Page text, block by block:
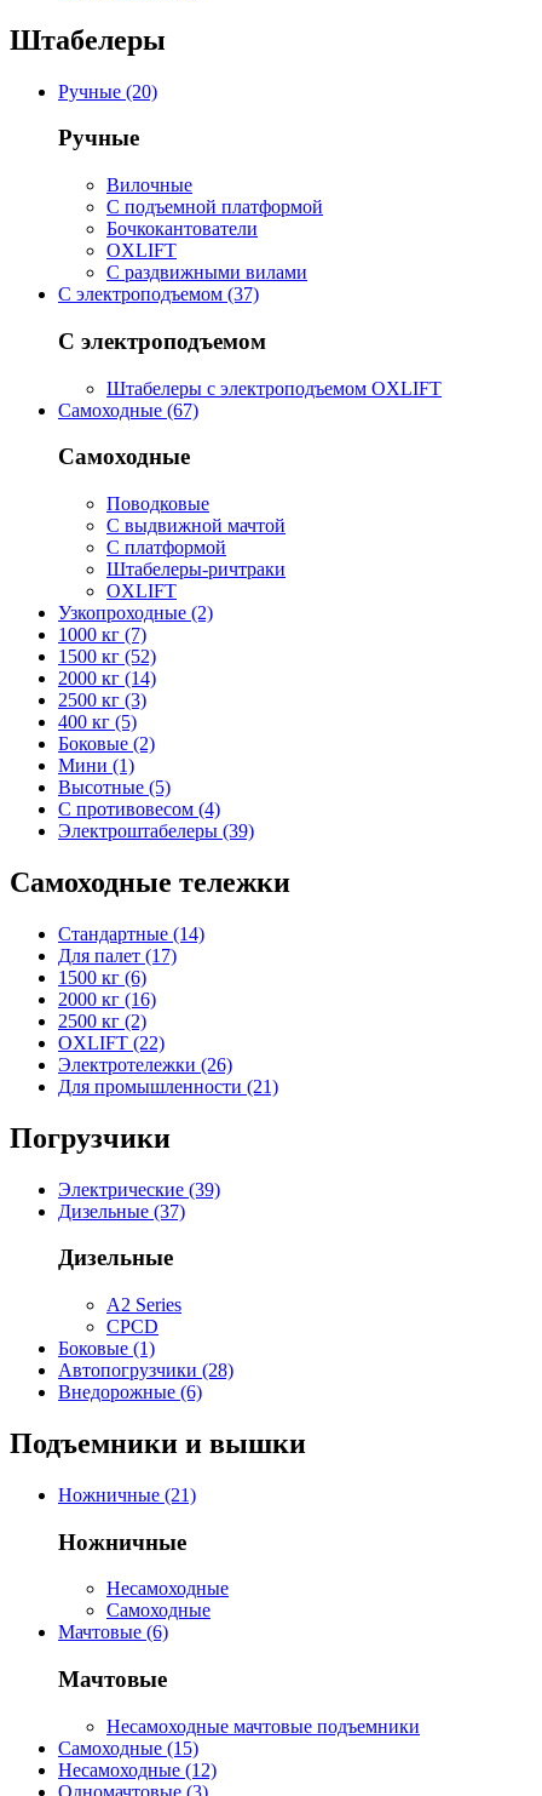
Штабелеры
Ручные (20)
Ручные
Вилочные
С подъемной платформой
Бочкокантователи
OXLIFT
С раздвижными вилами
С электроподъемом (37)
С электроподъемом
Штабелеры с электроподъемом OXLIFT
Самоходные (67)
Самоходные
Поводковые
С выдвижной мачтой
С платформой
Штабелеры-ричтраки
OXLIFT
Узкопроходные (2)
1000 кг (7)
1500 кг (52)
2000 кг (14)
2500 кг (3)
400 кг (5)
Боковые (2)
Мини (1)
Высотные (5)
С противовесом (4)
Электроштабелеры (39)
Самоходные тележки
Стандартные (14)
Для палет (17)
1500 кг (6)
2000 кг (16)
2500 кг (2)
OXLIFT (22)
Электротележки (26)
Для промышленности (21)
Погрузчики
Электрические (39)
Дизельные (37)
Дизельные
A2 Series
CPCD
Боковые (1)
Автопогрузчики (28)
Внедорожные (6)
Подъемники и вышки
Ножничные (21)
Ножничные
Несамоходные
Самоходные
Мачтовые (6)
Мачтовые
Несамоходные мачтовые подъемники
Самоходные (15)
Несамоходные (12)
Одномачтовые (3)